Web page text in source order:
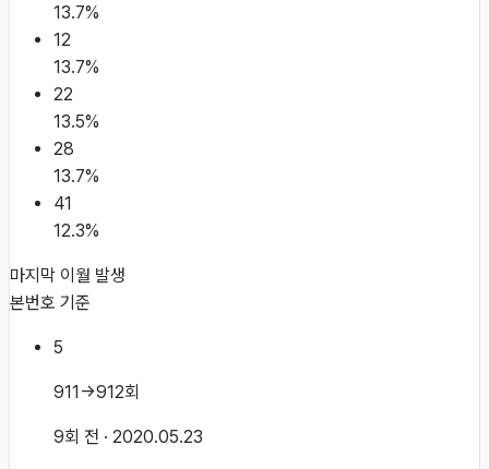
13.7%
12
13.7%
22
13.5%
28
13.7%
41
12.3%
마지막 이월 발생
본번호 기준
5
911→912회
9회 전 · 2020.05.23